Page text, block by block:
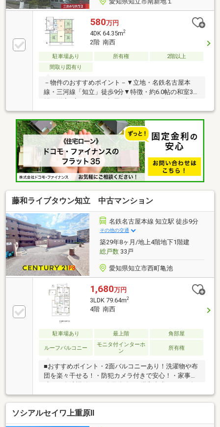
580万円
4DK 64.35m2
2階 南西
駐車場あり 所有権
2階以上
間取り図有り
－物件のおすすめポイント－▼立地・名鉄名古屋本
線・三河線「知立」徒歩9分▼特徴・約6.0帖の和室3
間・お料理に集中しやすい壁付けキッチン・洋室は南
東側和室と一体利用も可能・DK・和室2間に収納スペ
ース有・キッチン正面・浴室に窓を配置・駐車場1住
戸1台確保(車種による)▼周辺環境・知立市立知立西小
学校 徒歩7分(約520m)・サンドラッグ上重原店 徒歩2
分(約130m)・新地公園 徒歩3分(約230m)■ ご希望の住
まい探しをお手伝いします ━━━━━・・・物件の詳
細・ご相談はお気軽にお問い合わせください。
藤和ライブタウン知立 中古マンション
名鉄名古屋本線 知立駅 徒歩9分
その他の交通
築29年8ヶ月/地上4階地下1階建
総戸数33戸
愛知県知立市西町亀池
1,680万円
3LDK 79.64m2
4階 南西
駐車場あり 最上階 角部屋
ルーフバルコニー
モニタ付インターホ
ン
所有権
■おすすめポイント・2面バルコニーあり！洗濯物や布
団を楽々干せる！・防犯カメラ付きで安心！・家事が
営業、勤続短い方ご相談を！□今すぐ内覧大歓迎！□深
夜問い合わせ受け付けます！ご契約者様へプレゼン
ト！マットレス、エアコン、TV、食洗機、冷蔵庫、洗
濯機、掃除機の中からお選び頂けます。(景品法規約上
ソシアルセイワ上重原Ⅱ